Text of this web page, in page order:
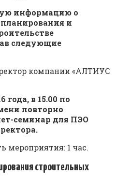
информацию о
и
следующие
компании «АЛТИУС
года, в 15.00 по
повторно
семинар для ПЭО
мероприятия: 1 час.
строительных